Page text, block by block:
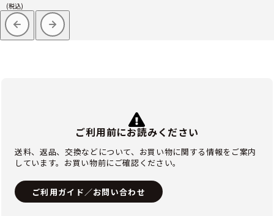
(税込)
ご利用前にお読みください
送料、返品、交換などについて、お買い物に関する情報をご案内
しています。お買い物前にご確認ください。
ご利用ガイド／お問い合わせ